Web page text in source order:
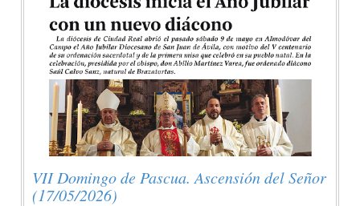
VII Domingo de Pascua. Ascensión del Señor
(17/05/2026)